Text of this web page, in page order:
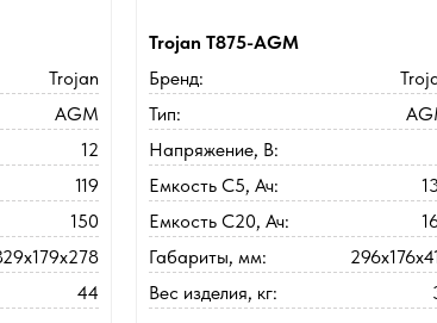
Trojan
AGM
12
119
150
44
Trojan T875-AGM
Бренд:
Тип:
Напряжение, В:
Емкость C5, Ач:
Емкость C20, Ач:
Габариты, мм:
Вес изделия, кг: